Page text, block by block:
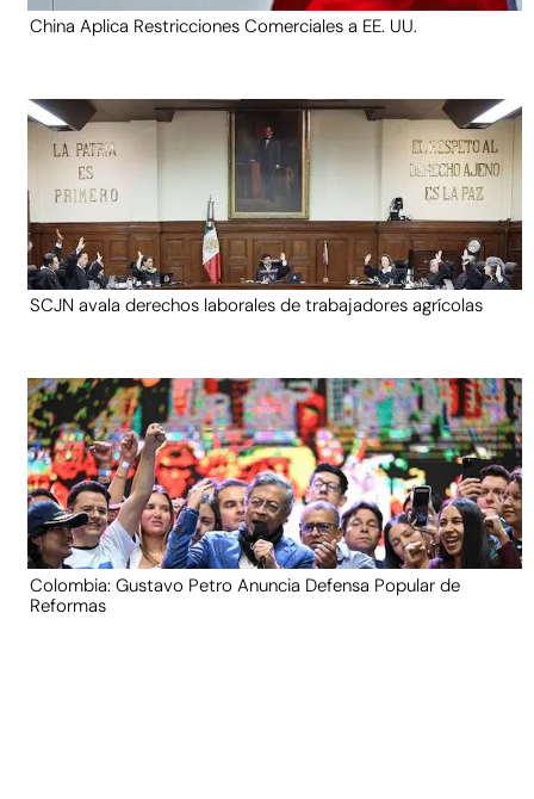
China Aplica Restricciones Comerciales a EE. UU.
SCJN avala derechos laborales de trabajadores agrícolas
Colombia: Gustavo Petro Anuncia Defensa Popular de
Reformas